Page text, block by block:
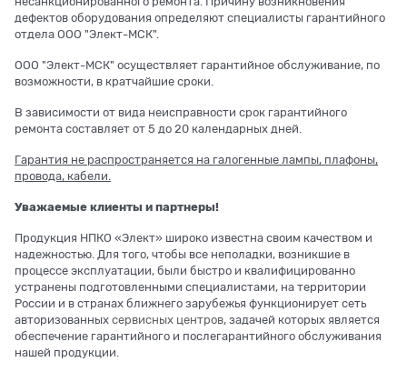
дефектов оборудования определяют специалисты гарантийного
отдела ООО "Элект-МСК".
ООО "Элект-МСК" осуществляет гарантийное обслуживание, по
возможности, в кратчайшие сроки.
В зависимости от вида неисправности срок гарантийного
ремонта составляет от 5 до 20 календарных дней.
Гарантия не распространяется на галогенные лампы, плафоны,
провода, кабели.
Уважаемые клиенты и партнеры!
Продукция НПКО «Элект» широко известна своим качеством и
надежностью. Для того, чтобы все неполадки, возникшие в
процессе эксплуатации, были быстро и квалифицированно
устранены подготовленными специалистами, на территории
России и в странах ближнего зарубежья функционирует сеть
авторизованных сервисных центров, задачей которых является
обеспечение гарантийного и послегарантийного обслуживания
нашей продукции.